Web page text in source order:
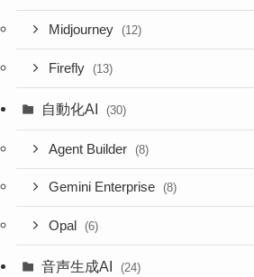
Midjourney (12)
Firefly (13)
自動化AI (30)
Agent Builder (8)
Gemini Enterprise (8)
Opal (6)
音声生成AI (24)